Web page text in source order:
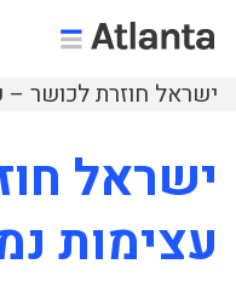
ישראל חוזרת לכושר –
ישראל
עצימות